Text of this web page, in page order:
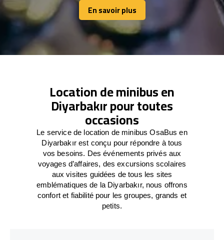
En savoir plus
En savoir plus
Location de minibus en
Diyarbakır pour toutes
occasions
Le service de location de minibus OsaBus en
Diyarbakır est conçu pour répondre à tous
vos besoins. Des événements privés aux
voyages d’affaires, des excursions scolaires
aux visites guidées de tous les sites
emblématiques de la Diyarbakır, nous offrons
confort et fiabilité pour les groupes, grands et
petits.